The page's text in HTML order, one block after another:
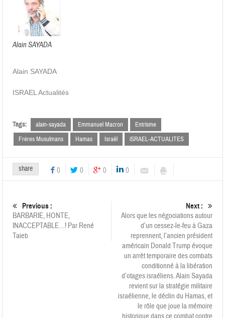
Alain SAYADA
Alain SAYADA
ISRAEL Actualités
Tags: alain-sayada Emmanuel Macron
Entrisme
Frères Musulmans
Hamas Israël iSRAEL-ACTUALITES
share 0 0 0 0
Previous :
BARBARIE, HONTE,
INACCEPTABLE…! Par René
Taieb
Next :
Alors que les négociations autour
d’un cessez-le-feu à Gaza
reprennent, l’ancien président
américain Donald Trump évoque
un arrêt temporaire des combats
conditionné à la libération
d’otages israéliens. Alain Sayada
revient sur la stratégie militaire
israélienne, le déclin du Hamas, et
le rôle que joue la mémoire